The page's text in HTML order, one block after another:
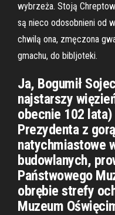
wybrzeża. Stoją
są nieco odosobnieni od
chwilą ona, zmęczona
gmachu, do bibljoteki.
Ja, Bogumił
najstarszy
obecnie 102
Prezydenta z
natychmiastowe
budowlanych,
Państwowego
obrębie strefy
Muzeum